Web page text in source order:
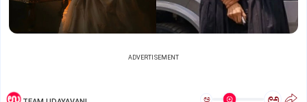
ADVERTISEMENT
ಅ